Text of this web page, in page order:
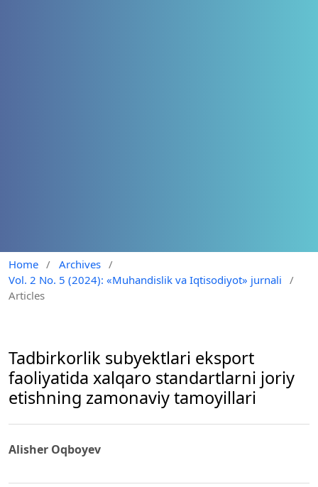
Home / Archives /
Vol. 2 No. 5 (2024): «Muhandislik va Iqtisodiyot» jurnali
/
Articles
Tadbirkorlik subyektlari eksport
faoliyatida xalqaro standartlarni joriy
etishning zamonaviy tamoyillari
Alisher Oqboyev